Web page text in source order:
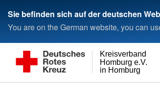
Sie befinden sich auf der deutschen
You are on the German website, you can
in Homburg
Homburg e.V.
Kreisverband